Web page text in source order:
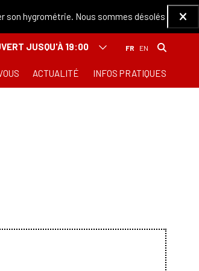
hygrométrie. Nous sommes désolés de ce
OUVERT JUSQU'À 19:00
ACTUALITÉ INFOS PRATIQUES